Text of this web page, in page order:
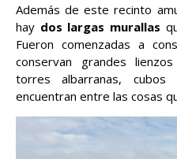
Además de este recinto
hay dos largas murallas
Fueron comenzadas a
conservan grandes
torres albarranas,
encuentran entre las cosas